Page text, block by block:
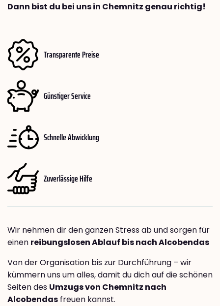
Dann bist du bei uns in Chemnitz genau richtig!
Transparente Preise
Günstiger Service
Schnelle Abwicklung
Zuverlässige Hilfe
Wir nehmen dir den ganzen Stress ab und sorgen für
einen reibungslosen Ablauf bis nach Alcobendas
Von der Organisation bis zur Durchführung – wir
kümmern uns um alles, damit du dich auf die schönen
Seiten des Umzugs von Chemnitz nach
Alcobendas freuen kannst.